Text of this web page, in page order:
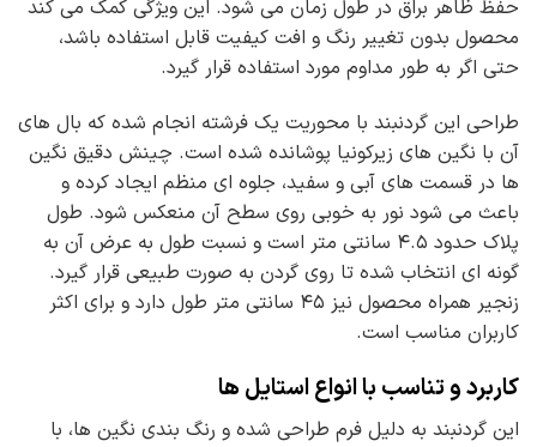
حفظ ظاهر براق در طول زمان می شود. این ویژگی کمک می کند
محصول بدون تغییر رنگ و افت کیفیت قابل استفاده باشد،
حتی اگر به طور مداوم مورد استفاده قرار گیرد.
طراحی این گردنبند با محوریت یک فرشته انجام شده که بال های
آن با نگین های زیرکونیا پوشانده شده است. چینش دقیق نگین
ها در قسمت های آبی و سفید، جلوه ای منظم ایجاد کرده و
باعث می شود نور به خوبی روی سطح آن منعکس شود. طول
پلاک حدود ۴.۵ سانتی متر است و نسبت طول به عرض آن به
گونه ای انتخاب شده تا روی گردن به صورت طبیعی قرار گیرد.
زنجیر همراه محصول نیز ۴۵ سانتی متر طول دارد و برای اکثر
کاربران مناسب است.
کاربرد و تناسب با انواع استایل ها
این گردنبند به دلیل فرم طراحی شده و رنگ بندی نگین ها، با